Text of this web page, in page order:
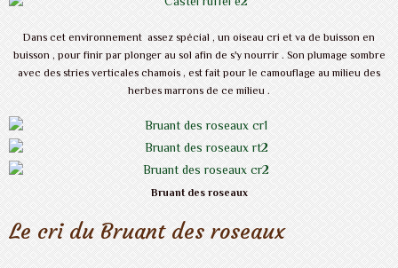
Dans cet environnement assez spécial , un oiseau cri et va de buisson en
buisson , pour finir par plonger au sol afin de s'y nourrir . Son plumage sombre
avec des stries verticales chamois , est fait pour le camouflage au milieu des
herbes marrons de ce milieu .
Bruant des roseaux
Le cri du Bruant des roseaux